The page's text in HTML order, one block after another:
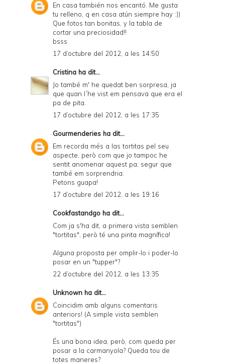
En casa también nos encantó. Me gusta
tu relleno, q en casa atún siempre hay :))
Que fotos tan bonitas, y la tabla de
cortar una preciosidad!!
bsss
17 d’octubre del 2012, a les 14:50
Cristina ha dit...
Jo també m' he quedat ben sorpresa, ja
que quan l´he vist em pensava que era el
pa de pita.
17 d’octubre del 2012, a les 17:35
Gourmenderies ha dit...
Em recorda més a las tortitas pel seu
aspecte, però com que jo tampoc he
sentit anomenar aquest pa, segur que
també em sorprendria.
Petons guapa!
17 d’octubre del 2012, a les 19:16
Cookfastandgo ha dit...
Com ja s'ha dit, a primera vista semblen
"tortitas", però té una pinta magnífica!
Alguna proposta per omplir-lo i poder-lo
posar en un "tupper"?
22 d’octubre del 2012, a les 13:35
Unknown ha dit...
Coincidim amb alguns comentaris
anteriors! (A simple vista semblen
"tortitas")
És una bona idea, però, com queda per
posar a la carmanyola? Queda tou de
totes maneres?